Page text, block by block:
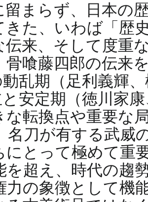
まらず、日本の
た、いわば「歴
来、そして度重
喰藤四郎の伝来
乱期（足利義輝
安定期（徳川家
転換点や重要な
刀が有する武威
とって極めて重
超え、時代の趨
の象徴として機